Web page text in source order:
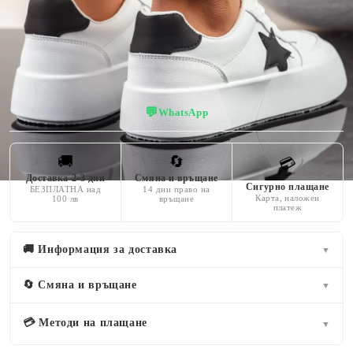
кожа
4 CM
💬WhatsApp
🚚
Доставка 2-3 дни
БЕЗПЛАТНА над
100 лв
🔄
Смяна и връщане
14 дни право на
връщане
💳
Сигурно плащане
Карта, наложен
платеж
🚚 Информация за доставка ▼
🔄 Смяна и връщане ▼
💳 Методи на плащане ▼